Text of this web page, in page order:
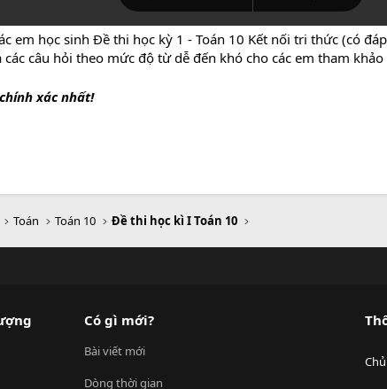
em học sinh Đề thi học kỳ 1 - Toán 10 Kết nối tri thức (có
câu hỏi theo mức độ từ dễ đến khó cho các em tham
xác nhất!
Toán Toán 10 Đề thi học kì I Toán 10
Có gì mới?
Bài viết mới
Dòng thời gian